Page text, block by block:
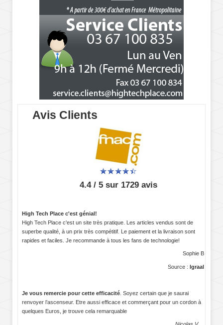
Avis Clients
4.4 / 5 sur 1729 avis
High Tech Place c'est génial!
High Tech Place c'est un site très pratique. Les articles vendus sont de
superbe qualité, à un prix très compétitif. Le paiement et la livraison sont
rapides et faciles. Je recommande à tous les fans de technologie!
Sophie B
Source : Igraal
Je vous remercie pour cette efficacité . Soyez certain que je saurai
renvoyer l’ascenseur. Etre aussi efficace et commerçant pour un cordon à
quelques Euros, je trouve cela remarquable